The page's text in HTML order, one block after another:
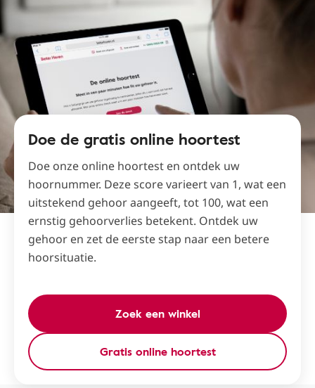
Doe de gratis online hoortest
Doe onze online hoortest en ontdek uw
hoornummer. Deze score varieert van 1, wat een
uitstekend gehoor aangeeft, tot 100, wat een
ernstig gehoorverlies betekent. Ontdek uw
gehoor en zet de eerste stap naar een betere
hoorsituatie.
Zoek een winkel
Gratis online hoortest